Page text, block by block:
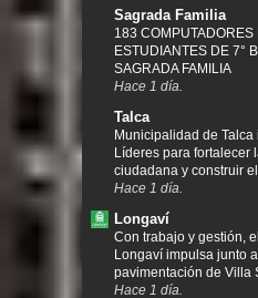
Sagrada Familia
183 COMPUTADORES
ESTUDIANTES DE 7°
SAGRADA FAMILIA
Hace 1 día.
Talca
Municipalidad de
Líderes para fortalecer
ciudadana y construir
Hace 1 día.
Longaví
Con trabajo y gestión,
Longaví impulsa junto
pavimentación de Villa
Hace 1 día.